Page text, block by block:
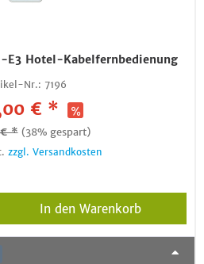
E3 Hotel-Kabelfernbedienung
Nr.: 7196
€ *
€ * (38% gespart)
zzgl. Versandkosten
In den Warenkorb